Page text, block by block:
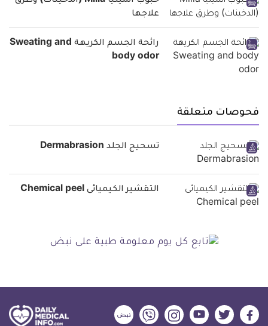
علاجها
رائحة الجسم الكريهة Sweating and
body odor
فحوصات متعلقة
تسحيج الجلد Dermabrasion
التقشير الكيميائى Chemical peel
ديلي
ديلي
ديلي
ديلي
ديلي
ديلي